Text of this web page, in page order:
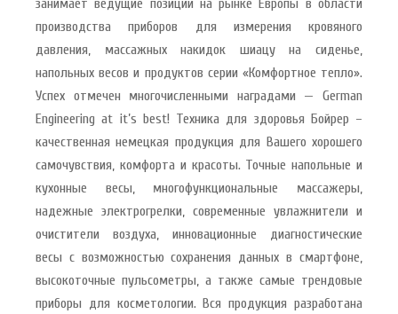
занимает ведущие позиции на рынке Европы в области
производства приборов для измерения кровяного
давления, массажных накидок шиацу на сиденье,
напольных весов и продуктов серии «Комфортное тепло».
Успех отмечен многочисленными наградами — German
Engineering at it’s best! Техника для здоровья Бойрер –
качественная немецкая продукция для Вашего хорошего
самочувствия, комфорта и красоты. Точные напольные и
кухонные весы, многофункциональные массажеры,
надежные электрогрелки, современные увлажнители и
очистители воздуха, инновационные диагностические
весы с возможностью сохранения данных в смартфоне,
высокоточные пульсометры, а также самые трендовые
приборы для косметологии. Вся продукция разработана